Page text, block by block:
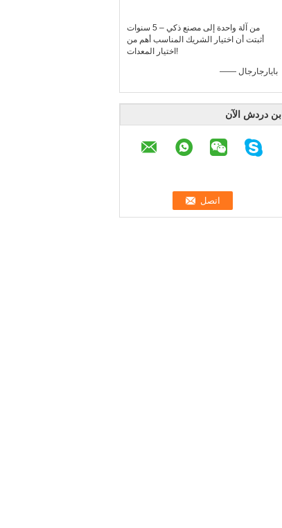
من آلة واحدة إلى مصنع ذكي – 5 سنوات
أثبتت أن اختيار الشريك المناسب أهم من
اختيار المعدات!
—— بايارجارجال
ابن دردش الآن